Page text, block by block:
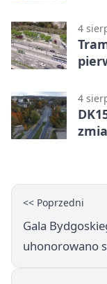
4
4
<< Poprzedni
Gala
uhonorowano